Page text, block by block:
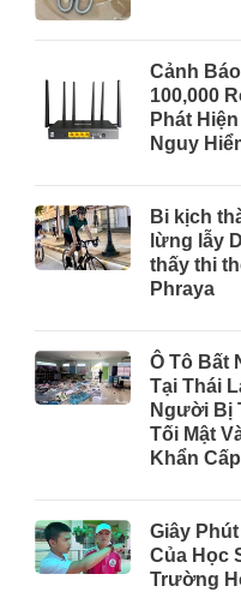
Cảnh
100,000
Phát
Nguy
Bi kịch
lừng lẫy
thấy thi
Phraya
Ô Tô Bất
Tại Thái
Người Bị
Tối Mật
Khẩn Cấp
Giây
Của Học
Trường